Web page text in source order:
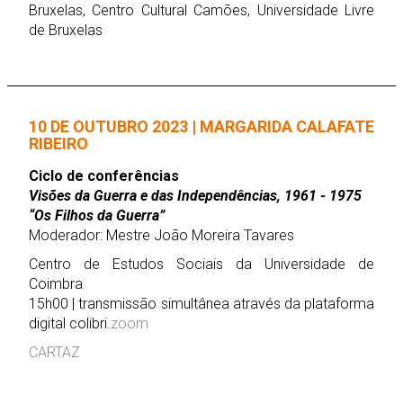
Bruxelas, Centro Cultural Camões, Universidade Livre
de Bruxelas
10 DE OUTUBRO 2023 | MARGARIDA CALAFATE
RIBEIRO
Ciclo de conferências
Visões da Guerra e das Independências, 1961 - 1975
“Os Filhos da Guerra”
Moderador: Mestre João Moreira Tavares
Centro de Estudos Sociais da Universidade de
Coimbra
15h00 | transmissão simultânea através da plataforma
digital colibri.zoom
CARTAZ